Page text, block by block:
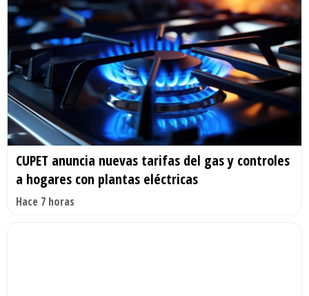
CUPET anuncia nuevas tarifas del gas y controles
a hogares con plantas eléctricas
Hace 7 horas